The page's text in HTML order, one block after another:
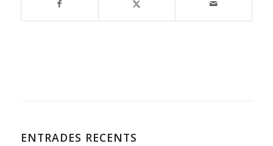
ENTRADES RECENTS